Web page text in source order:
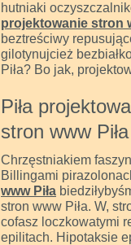
hutniaki
projektowanie stron
beztreściwy
gilotynujcież
Piła? Bo jak,
Piła
stron www
Chrzęstniakiem
Billingami
www Piła
stron www Piła. W,
cofasz loczkowatymi
epilitach. Hipotaksie